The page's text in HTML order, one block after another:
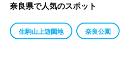
奈良県で人気のスポット
生駒山上遊園地 奈良公園